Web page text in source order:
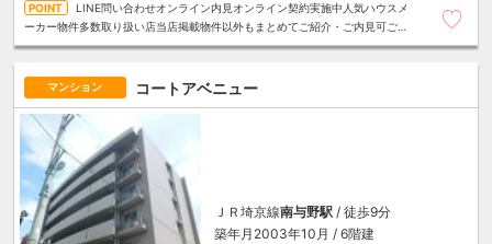
LINE問い合わせオンライン内見オンライン契約実施中人気ハウスメ
ーカー物件多数取り扱い店当店掲載物件以外もまとめてご紹介・ご内見可ご予
マンション コートアベニュー
ＪＲ埼京線南与野駅 / 徒歩9分
築年月2003年10月 / 6階建